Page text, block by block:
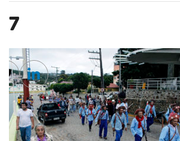
7
Twitter
Linkedin